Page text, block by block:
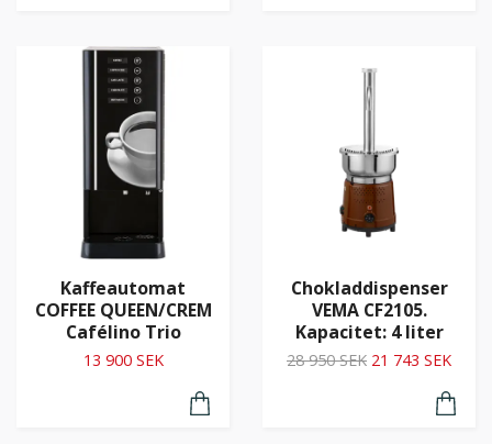
Kaffeautomat
COFFEE QUEEN/CREM
Cafélino Trio
13 900 SEK
Chokladdispenser
VEMA CF2105.
Kapacitet: 4 liter
28 950 SEK 21 743 SEK